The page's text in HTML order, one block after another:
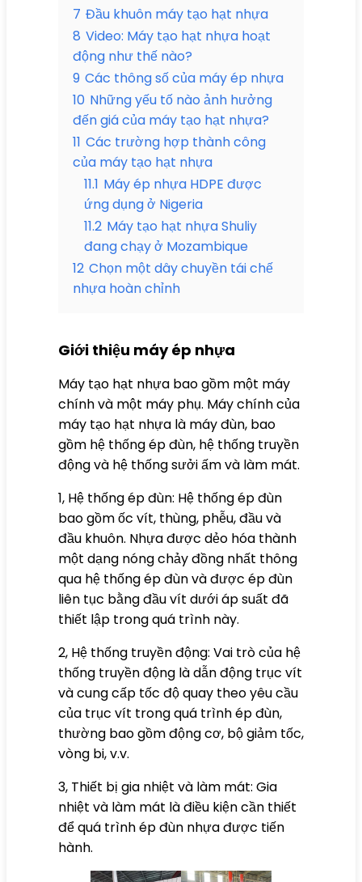
7 Đầu khuôn máy tạo hạt nhựa
8 Video: Máy tạo hạt nhựa hoạt
động như thế nào?
9 Các thông số của máy ép nhựa
10 Những yếu tố nào ảnh hưởng
đến giá của máy tạo hạt nhựa?
11 Các trường hợp thành công
của máy tạo hạt nhựa
11.1 Máy ép nhựa HDPE được
ứng dụng ở Nigeria
11.2 Máy tạo hạt nhựa Shuliy
đang chạy ở Mozambique
12 Chọn một dây chuyền tái chế
nhựa hoàn chỉnh
Giới thiệu máy ép nhựa
Máy tạo hạt nhựa bao gồm một máy
chính và một máy phụ. Máy chính của
máy tạo hạt nhựa là máy đùn, bao
gồm hệ thống ép đùn, hệ thống truyền
động và hệ thống sưởi ấm và làm mát.
1, Hệ thống ép đùn: Hệ thống ép đùn
bao gồm ốc vít, thùng, phễu, đầu và
đầu khuôn. Nhựa được dẻo hóa thành
một dạng nóng chảy đồng nhất thông
qua hệ thống ép đùn và được ép đùn
liên tục bằng đầu vít dưới áp suất đã
thiết lập trong quá trình này.
2, Hệ thống truyền động: Vai trò của hệ
thống truyền động là dẫn động trục vít
và cung cấp tốc độ quay theo yêu cầu
của trục vít trong quá trình ép đùn,
thường bao gồm động cơ, bộ giảm tốc,
vòng bi, v.v.
3, Thiết bị gia nhiệt và làm mát: Gia
nhiệt và làm mát là điều kiện cần thiết
để quá trình ép đùn nhựa được tiến
hành.